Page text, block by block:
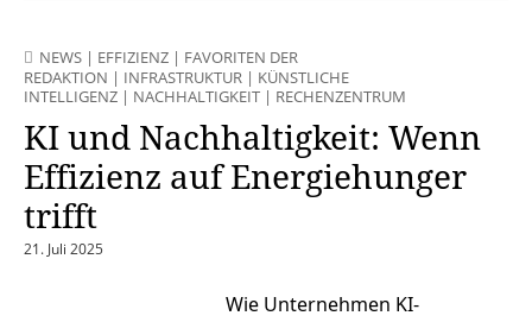
NEWS | EFFIZIENZ | FAVORITEN DER
REDAKTION | INFRASTRUKTUR | KÜNSTLICHE
INTELLIGENZ | NACHHALTIGKEIT | RECHENZENTRUM
KI und Nachhaltigkeit: Wenn
Effizienz auf Energiehunger
trifft
21. Juli 2025
Wie Unternehmen KI-